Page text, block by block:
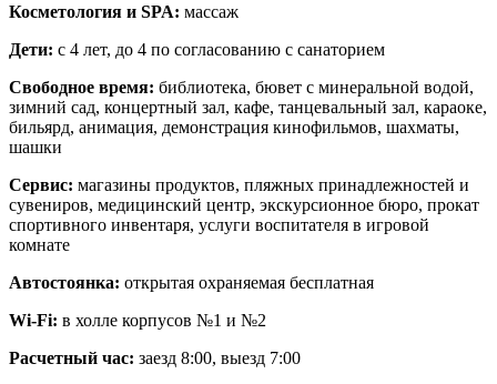
Косметология и SPA: массаж
Дети: с 4 лет, до 4 по согласованию с санаторием
Свободное время: библиотека, бювет с минеральной водой,
зимний сад, концертный зал, кафе, танцевальный зал, караоке,
бильярд, анимация, демонстрация кинофильмов, шахматы,
шашки
Сервис: магазины продуктов, пляжных принадлежностей и
сувениров, медицинский центр, экскурсионное бюро, прокат
спортивного инвентаря, услуги воспитателя в игровой
комнате
Автостоянка: открытая охраняемая бесплатная
Wi-Fi: в холле корпусов №1 и №2
Расчетный час: заезд 8:00, выезд 7:00